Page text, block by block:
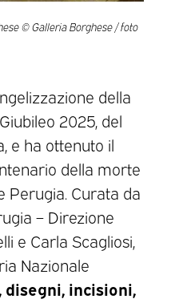
© Galleria Borghese / foto
della
2025, del
e ha ottenuto il
della morte
Perugia. Curata da
– Direzione
e Carla Scagliosi,
Nazionale
incisioni,